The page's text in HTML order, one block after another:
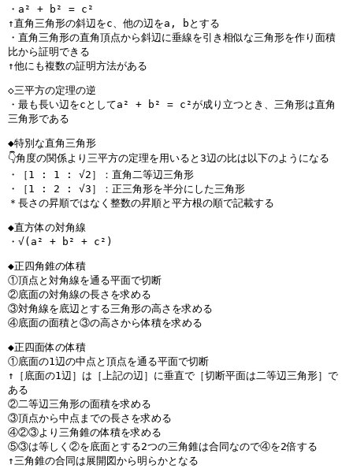
・a² + b² = c²
↑直角三角形の斜辺をc、他の辺をa, bとする
・直角三角形の直角頂点から斜辺に垂線を引き相似な三角形を作り面積
比から証明できる
↑他にも複数の証明方法がある
◇三平方の定理の逆
・最も長い辺をcとしてa² + b² = c²が成り立つとき、三角形は直角
三角形である
◆特別な直角三角形
👇️角度の関係より三平方の定理を用いると3辺の比は以下のようになる
・［1 : 1 : √2］：直角二等辺三角形
・［1 : 2 : √3］：正三角形を半分にした三角形
＊長さの昇順ではなく整数の昇順と平方根の順で記載する
◆直方体の対角線
・√(a² + b² + c²)
◆正四角錐の体積
①頂点と対角線を通る平面で切断
②底面の対角線の長さを求める
③対角線を底辺とする三角形の高さを求める
④底面の面積と③の高さから体積を求める
◆正四面体の体積
①底面の1辺の中点と頂点を通る平面で切断
↑［底面の1辺］は［上記の辺］に垂直で［切断平面は二等辺三角形］で
ある
②二等辺三角形の面積を求める
③頂点から中点までの長さを求める
④②③より三角錐の体積を求める
⑤③は等しく②を底面とする2つの三角錐は合同なので④を2倍する
↑三角錐の合同は展開図から明らかとなる